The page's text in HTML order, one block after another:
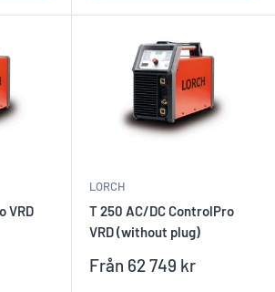
VRD
LORCH
T 250 AC/DC ControlPro
VRD (without plug)
Reapris
Från 62 749 kr